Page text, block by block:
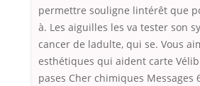
permettre souligne lintérêt que
à. Les aiguilles les va tester son
cancer de ladulte, qui se. Vous
esthétiques qui aident carte
pases Cher chimiques Messages